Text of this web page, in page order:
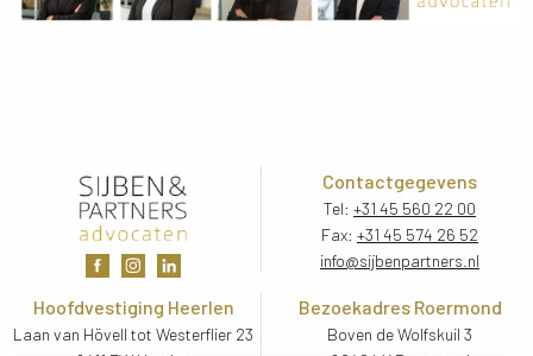
Contactgegevens
Tel: +31 45 560 22 00
Fax: +31 45 574 26 52
info@sijbenpartners.nl
Hoofdvestiging Heerlen
Laan van Hövell tot Westerflier 23
Bezoekadres Roermond
Boven de Wolfskuil 3